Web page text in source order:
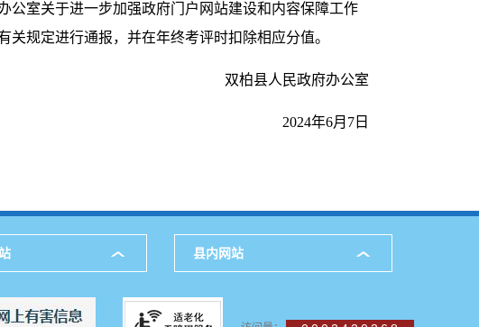
公室关于进一步加强政府门户网站建设和内容保障工作
规定进行通报，并在年终考评时扣除相应分值。
双柏县人民政府办公室
2024年6月7日
县内网站